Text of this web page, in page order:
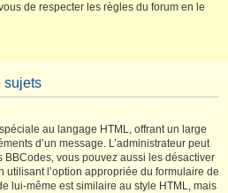
de respecter les règles du forum en le
sujets
au langage HTML, offrant un large
d’un message. L’administrateur peut
vous pouvez aussi les désactiver
utilisant l’option appropriée du formulaire de
lui-même est similaire au style HTML, mais